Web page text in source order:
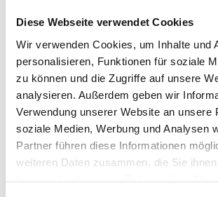
Diese Webseite verwendet Cookies
Wir verwenden Cookies, um Inhalte und
personalisieren, Funktionen für soziale
zu können und die Zugriffe auf unsere
analysieren. Außerdem geben wir
Verwendung unserer Website an unsere
soziale Medien, Werbung und Analysen
Partner führen diese Informationen
weiteren Daten zusammen, die Sie
Ausschreibungsergebnis ermöglicht es
Schnellladestationen mit jeweils zwölf
Seiten der Autobahn E 17 in der Nähe der
entwickeln und zu betreiben. Die beiden
werden die ersten „Autobahnraststätten der
ausschließlich Elektroautos bedienen und
Dienstleistungen wie Toiletten, Sandwiches
An den Stationen können bis zu 1.000
aufgeladen werden, wobei jedes Auto in nur
Reichweite von bis zu 300 Kilometern erhält.